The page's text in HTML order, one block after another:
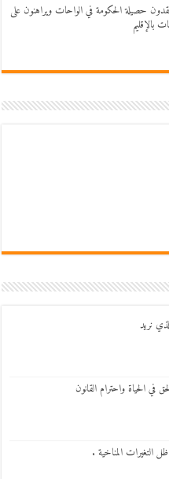
حصيلة الحكومة في الواحات ويراهنون على
بالإقليم
نريد
في الحياة واحترام القانون
التغيرات المناخية .